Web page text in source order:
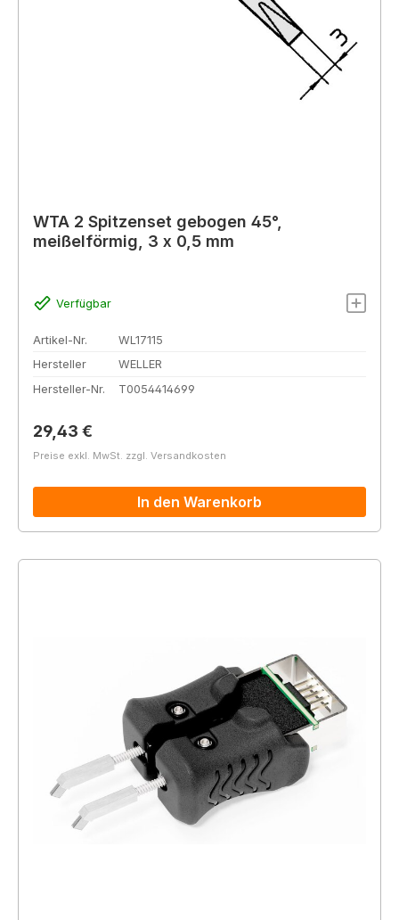
WTA 2 Spitzenset gebogen 45°,
meißelförmig, 3 x 0,5 mm
Verfügbar
Artikel-Nr.
WL17115
Hersteller
WELLER
Hersteller-Nr.
T0054414699
Regulärer Preis:
29,43 €
Preise exkl. MwSt. zzgl. Versandkosten
In den Warenkorb